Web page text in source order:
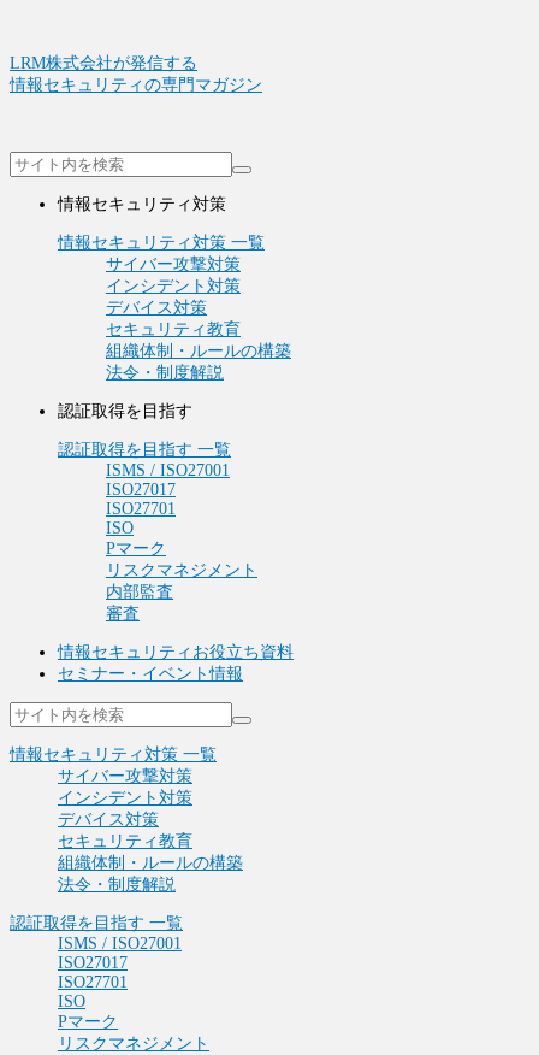
LRM株式会社が発信する
情報セキュリティの専門マガジン
情報セキュリティ対策
情報セキュリティ対策 一覧
サイバー攻撃対策
インシデント対策
デバイス対策
セキュリティ教育
組織体制・ルールの構築
法令・制度解説
認証取得を目指す
認証取得を目指す 一覧
ISMS / ISO27001
ISO27017
ISO27701
ISO
Pマーク
リスクマネジメント
内部監査
審査
情報セキュリティお役立ち資料
セミナー・イベント情報
情報セキュリティ対策 一覧
サイバー攻撃対策
インシデント対策
デバイス対策
セキュリティ教育
組織体制・ルールの構築
法令・制度解説
認証取得を目指す 一覧
ISMS / ISO27001
ISO27017
ISO27701
ISO
Pマーク
リスクマネジメント